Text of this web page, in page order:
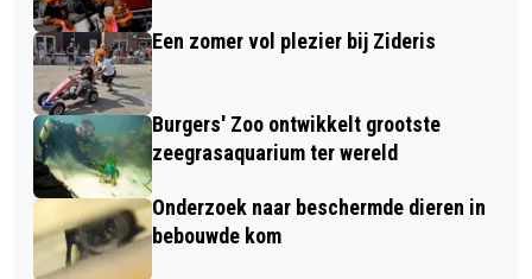
Een zomer vol plezier bij Zideris
Burgers' Zoo ontwikkelt grootste
zeegrasaquarium ter wereld
Onderzoek naar beschermde dieren in
bebouwde kom